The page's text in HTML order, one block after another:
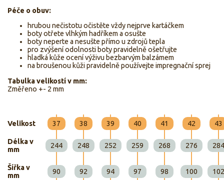
Péče o obuv:
hrubou nečistotu očistěte vždy nejprve kartáčkem
boty otřete vlhkým hadříkem a osušte
boty neperte a nesušte přímo u zdrojů tepla
pro zvýšení odolnosti boty pravidelně ošetřujte
hladká kůže ocení výživu bezbarvým balzámem
na broušenou kůži pravidelně používejte impregnační sprej
Tabulka velikostí v mm:
Změřeno +- 2 mm
Velikost 37 38 39 40 41 42 43
Délka v
mm
244 248 252 259 268 276 284
Šířka v
mm
90 92 94 97 98 100 102